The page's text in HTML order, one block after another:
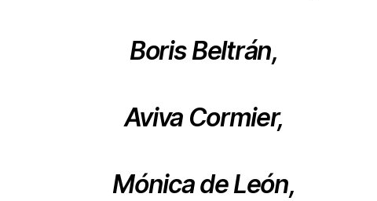
Boris Beltrán,
Aviva Cormier,
Mónica de León,